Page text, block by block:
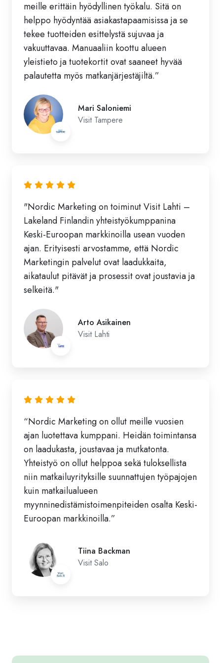
meille erittäin hyödyllinen työkalu. Sitä on
helppo hyödyntää asiakastapaamisissa ja se
tekee tuotteiden esittelystä sujuvaa ja
vakuuttavaa. Manuaaliin koottu alueen
yleistieto ja tuotekortit ovat saaneet hyvää
palautetta myös matkanjärjestäjiltä.”
Mari Saloniemi
Visit Tampere
"Nordic Marketing on toiminut Visit Lahti –
Lakeland Finlandin yhteistyökumppanina
Keski-Euroopan markkinoilla usean vuoden
ajan. Erityisesti arvostamme, että Nordic
Marketingin palvelut ovat laadukkaita,
aikataulut pitävät ja prosessit ovat joustavia ja
selkeitä."
Arto Asikainen
Visit Lahti
“Nordic Marketing on ollut meille vuosien
ajan luotettava kumppani. Heidän toimintansa
on laadukasta, joustavaa ja mutkatonta.
Yhteistyö on ollut helppoa sekä tuloksellista
niin matkailuyrityksille suunnattujen työpajojen
kuin matkailualueen
myynninedistämistoimenpiteiden osalta Keski-
Euroopan markkinoilla.”
Tiina Backman
Visit Salo